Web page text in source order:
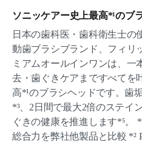
ソニッケアー史上最高*¹のブ
日本の歯科医・歯科衛生士の
動歯ブラシブランド、フィリ
ミアムオールインワンは、一
去・歯ぐきケアまですべてを
高*¹のブラシヘッドです。歯
*³、2日間で最大2倍のステイ
ぐきの健康を推進します*⁵。
総合力を弊社他製品と比較 *²